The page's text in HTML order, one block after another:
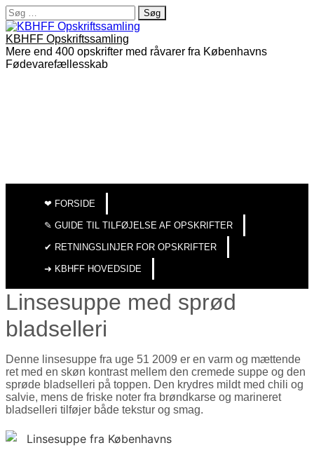
Søg
efter:
KBHFF Opskriftssamling
Mere end 400 opskrifter med råvarer fra Københavns
Fødevarefællesskab
CONTENT
❤︎ FORSIDE
✎ GUIDE TIL TILFØJELSE AF OPSKRIFTER
✔︎ RETNINGSLINJER FOR OPSKRIFTER
➜ KBHFF HOVEDSIDE
Linsesuppe med sprød
bladselleri
Denne linsesuppe fra uge 51 2009 er en varm og mættende
ret med en skøn kontrast mellem den cremede suppe og den
sprøde bladselleri på toppen. Den krydres mildt med chili og
salvie, mens de friske noter fra brøndkarse og marineret
bladselleri tilføjer både tekstur og smag.